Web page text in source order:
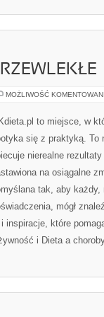
MOŻLIWOŚĆ
to miejsce, w
się z praktyką. To
nierealne
na osiągalne
tak, aby każdy,
mógł
inspiracje, które
i Dieta a